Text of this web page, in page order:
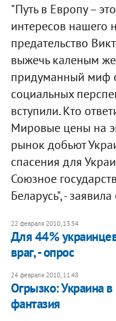
"Путь в Европу –
интересов нашего
предательство
выжечь каленым
придуманный миф
социальных
вступили. Кто
Мировые цены на
рынок добьют
спасения для
Союзное
Беларусь", -
22 февраля 2010, 13:54
Для 44%
враг, - опрос
24 февраля 2010, 11:48
Огрызко: Украина
фантазия